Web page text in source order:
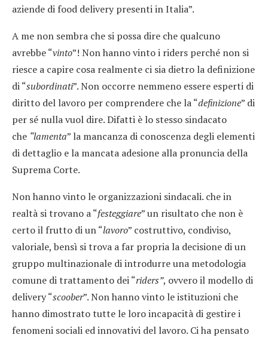
aziende di food delivery presenti in Italia”.
A me non sembra che si possa dire che qualcuno
avrebbe “vinto”! Non hanno vinto i riders perché non si
riesce a capire cosa realmente ci sia dietro la definizione
di “subordinati”. Non occorre nemmeno essere esperti di
diritto del lavoro per comprendere che la “definizione” di
per sé nulla vuol dire. Difatti è lo stesso sindacato
che “lamenta” la mancanza di conoscenza degli elementi
di dettaglio e la mancata adesione alla pronuncia della
Suprema Corte.
Non hanno vinto le organizzazioni sindacali. che in
realtà si trovano a “festeggiare” un risultato che non è
certo il frutto di un “lavoro” costruttivo, condiviso,
valoriale, bensì si trova a far propria la decisione di un
gruppo multinazionale di introdurre una metodologia
comune di trattamento dei “riders”, ovvero il modello di
delivery “scoober”. Non hanno vinto le istituzioni che
hanno dimostrato tutte le loro incapacità di gestire i
fenomeni sociali ed innovativi del lavoro. Ci ha pensato